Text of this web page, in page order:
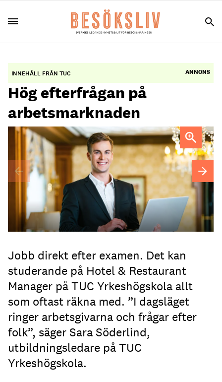
INNEHÅLL FRÅN TUC ANNONS
Hög efterfrågan på
arbetsmarknaden
Efter examen finns det mycket goda möjligheter att få jobb
direkt
Jobb direkt efter examen. Det kan
studerande på Hotel & Restaurant
Manager på TUC Yrkeshögskola allt
som oftast räkna med. ”I dagsläget
ringer arbetsgivarna och frågar efter
folk”, säger Sara Söderlind,
utbildningsledare på TUC
Yrkeshögskola.